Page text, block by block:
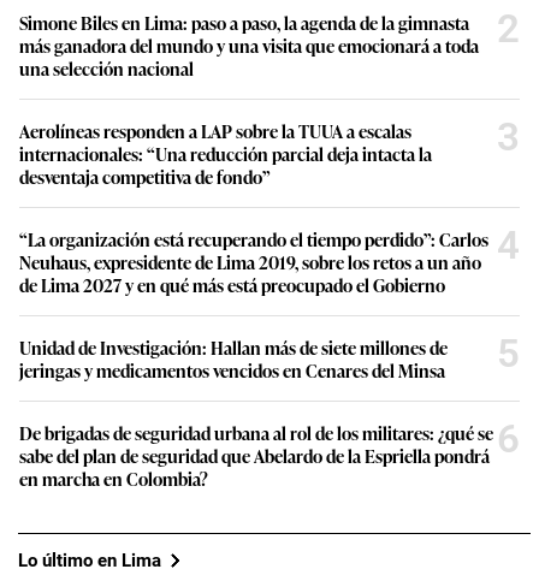
Simone Biles en Lima: paso a paso, la agenda de la gimnasta
más ganadora del mundo y una visita que emocionará a toda
una selección nacional
2
Aerolíneas responden a LAP sobre la TUUA a escalas
internacionales: “Una reducción parcial deja intacta la
desventaja competitiva de fondo”
3
“La organización está recuperando el tiempo perdido”: Carlos
Neuhaus, expresidente de Lima 2019, sobre los retos a un año
de Lima 2027 y en qué más está preocupado el Gobierno
4
Unidad de Investigación: Hallan más de siete millones de
jeringas y medicamentos vencidos en Cenares del Minsa
5
De brigadas de seguridad urbana al rol de los militares: ¿qué se
sabe del plan de seguridad que Abelardo de la Espriella pondrá
en marcha en Colombia?
6
Lo último en Lima